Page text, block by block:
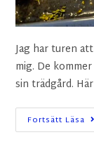
Jag har turen
mig. De
sin trädgård.
Fortsätt Läsa